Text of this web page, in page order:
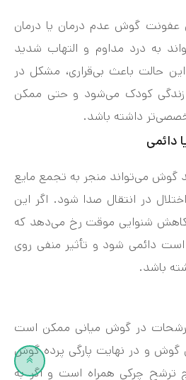
عفونت گوش عدم درمان یا درمان
به درد مداوم و التهاب شدید
حالت باعث بی‌قراری، مشکل در
کودک می‌شود و حتی ممکن
داشته باشد.
دائمی
گوش می‌تواند منجر به تجمع مایع
در انتقال صدا شود. اگر این
کاهش شنوایی موقت رخ می‌دهد که
دائمی شود و تأثیر منفی روی
باشد.
در گوش میانی ممکن است
گوش و در نهایت پارگی پرده گوش
ترشح چرکی همراه است و اگر به